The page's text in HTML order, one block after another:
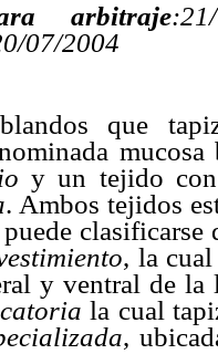
arbitraje
07/2004
que
mucosa
y un tejido
. Ambos tejidos
, la
y ventral de
la cual
,